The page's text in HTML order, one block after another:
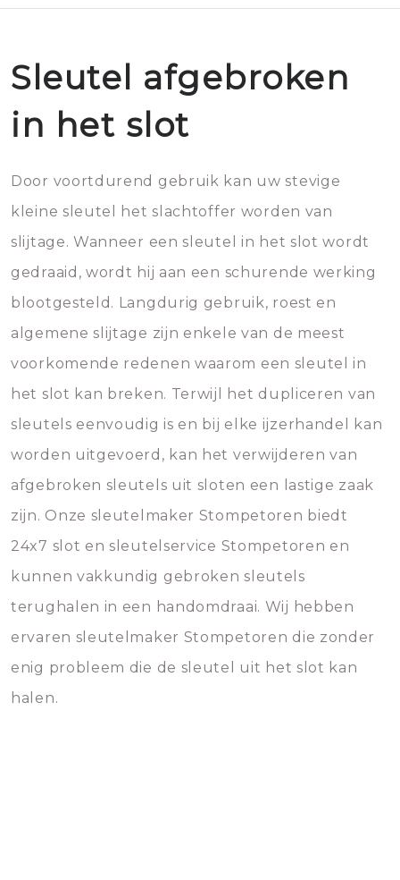
Sleutel afgebroken
in het slot
Door voortdurend gebruik kan uw stevige
kleine sleutel het slachtoffer worden van
slijtage. Wanneer een sleutel in het slot wordt
gedraaid, wordt hij aan een schurende werking
blootgesteld. Langdurig gebruik, roest en
algemene slijtage zijn enkele van de meest
voorkomende redenen waarom een sleutel in
het slot kan breken. Terwijl het dupliceren van
sleutels eenvoudig is en bij elke ijzerhandel kan
worden uitgevoerd, kan het verwijderen van
afgebroken sleutels uit sloten een lastige zaak
zijn. Onze sleutelmaker Stompetoren biedt
24x7 slot en sleutelservice Stompetoren en
kunnen vakkundig gebroken sleutels
terughalen in een handomdraai. Wij hebben
ervaren sleutelmaker Stompetoren die zonder
enig probleem die de sleutel uit het slot kan
halen.